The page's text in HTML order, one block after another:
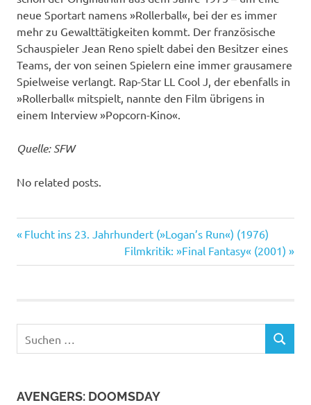
neue Sportart namens »Rollerball«, bei der es immer
mehr zu Gewalttätigkeiten kommt. Der französische
Schauspieler Jean Reno spielt dabei den Besitzer eines
Teams, der von seinen Spielern eine immer grausamere
Spielweise verlangt. Rap-Star LL Cool J, der ebenfalls in
»Rollerball« mitspielt, nannte den Film übrigens in
einem Interview »Popcorn-Kino«.
Quelle: SFW
No related posts.
McTiernan
Rollerball
Beitragsnavigation
Vorheriger
Flucht ins 23. Jahrhundert (»Logan’s Run«) (1976)
Nächster
Beitrag:
Filmkritik: »Final Fantasy« (2001)
nach:
SUCHEN
AVENGERS: DOOMSDAY